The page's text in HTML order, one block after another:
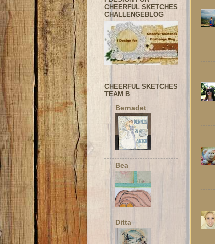
CHEERFUL SKETCHES
CHALLENGEBLOG
CHEERFUL SKETCHES
TEAM B
Bernadet
Bea
Ditta